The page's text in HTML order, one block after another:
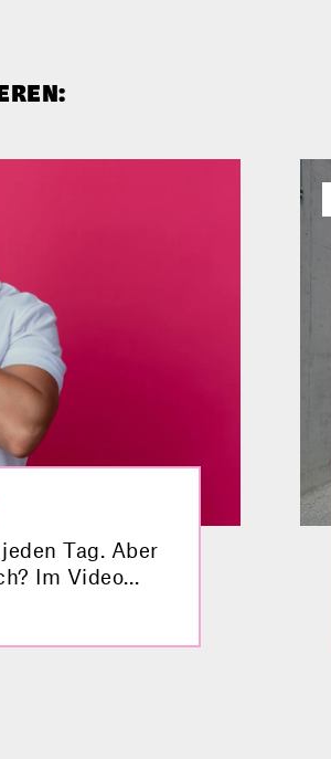
Tag. Aber
Im Video